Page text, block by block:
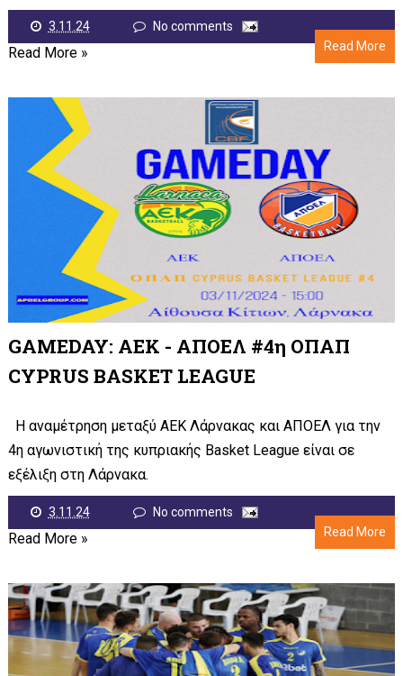
3.11.24
No comments
Read More
Read More »
GAMEDAY: ΑΕΚ - ΑΠΟΕΛ #4η ΟΠΑΠ
CYPRUS BASKET LEAGUE
Η αναμέτρηση μεταξύ ΑΕΚ Λάρνακας και ΑΠΟΕΛ για την
4η αγωνιστική της κυπριακής Basket League είναι σε
εξέλιξη στη Λάρνακα.
3.11.24
No comments
Read More
Read More »